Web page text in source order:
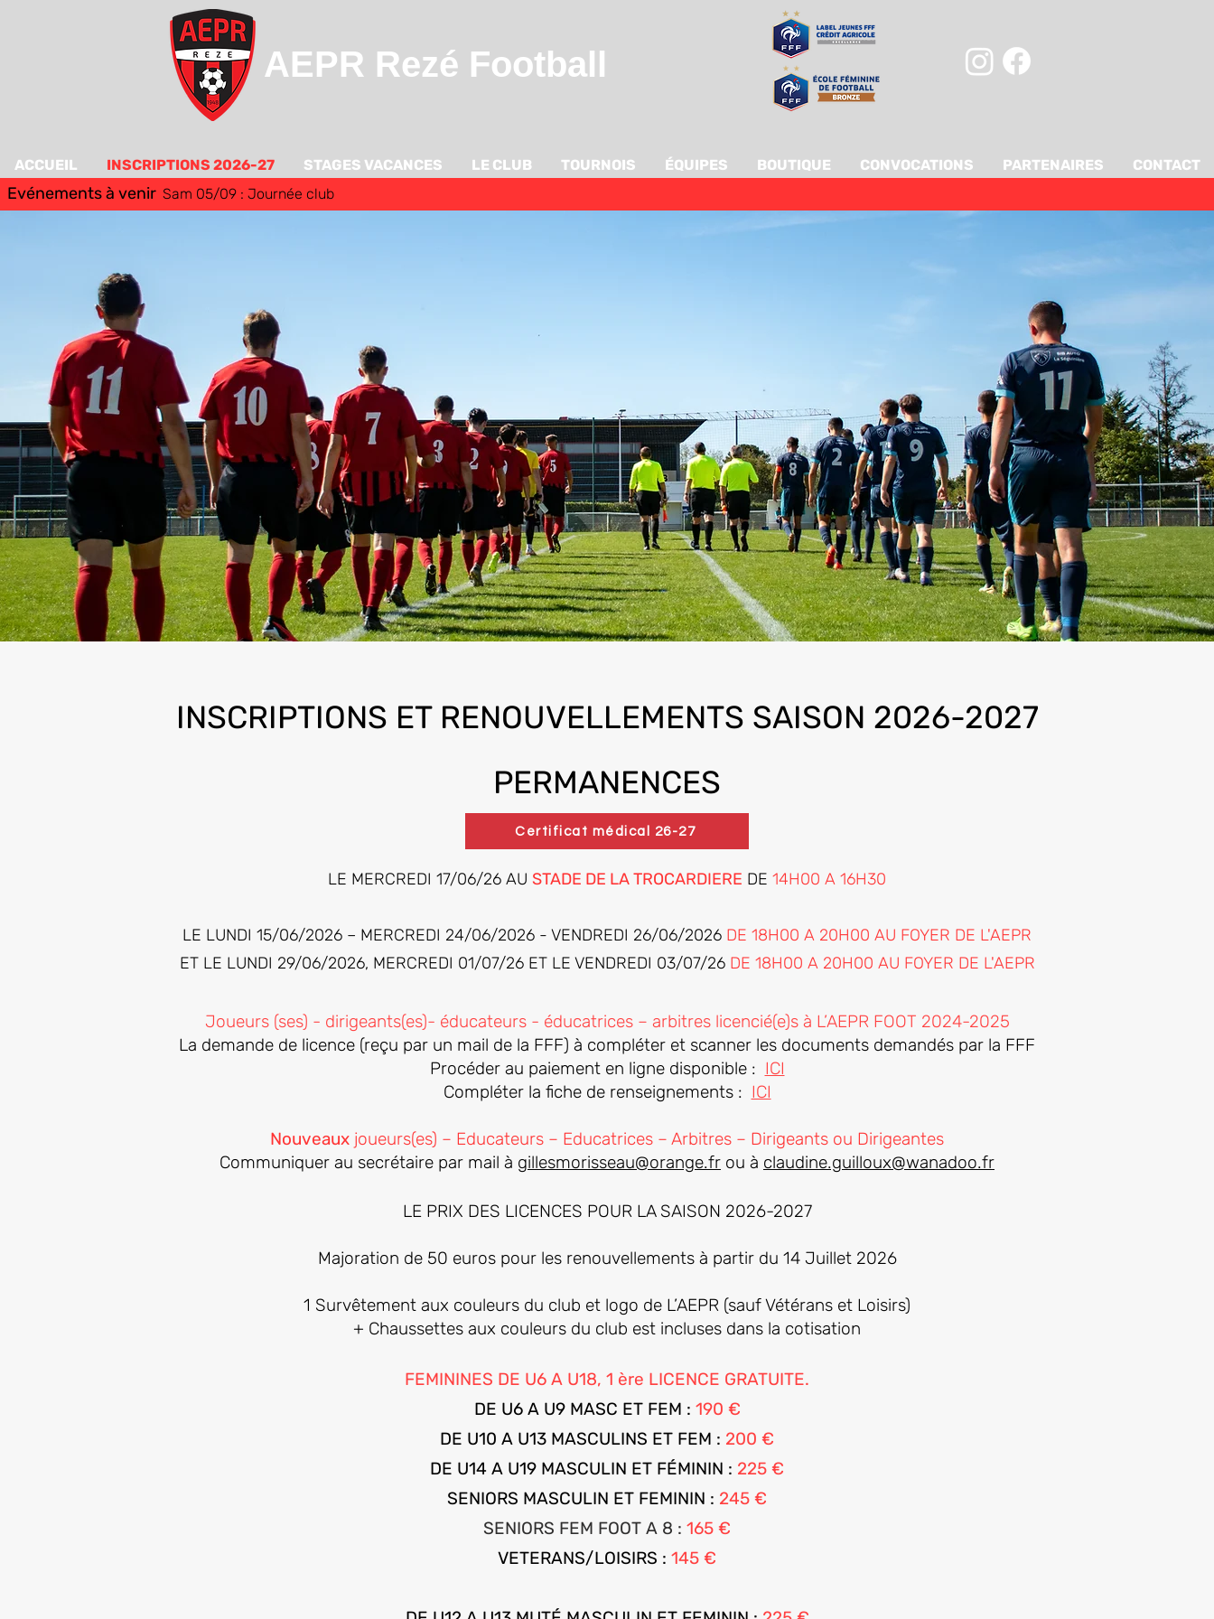
AEPR Rezé Football
ACCUEIL INSCRIPTIONS 2026-27 STAGES VACANCES LE CLUB TOURNOIS ÉQUIPES BOUTIQUE CONVOCATIONS PARTENAIRES CONTACT
Evénements à venir Sam 05/09 : Journée club
INSCRIPTIONS ET RENOUVELLEMENTS SAISON 2026-2027
PERMANENCES
LE MERCREDI 17/06/26 AU STADE DE LA TROCARDIERE DE 14H00 A 16H30
LE LUNDI 15/06/2026 – MERCREDI 24/06/2026 - VENDREDI 26/06/2026 DE 18H00 A 20H00 AU FOYER DE L'AEPR
ET LE LUNDI 29/06/2026, MERCREDI 01/07/26 ET LE VENDREDI 03/07/26 DE 18H00 A 20H00 AU FOYER DE L'AEPR
Joueurs (ses) - dirigeants(es)- éducateurs - éducatrices – arbitres licencié(e)s à L’AEPR FOOT 2024-2025
La demande de licence (reçu par un mail de la FFF) à compléter et scanner les documents demandés par la FFF
Procéder au paiement en ligne disponible : ICI
Compléter la fiche de renseignements : ICI
Nouveaux joueurs(es) – Educateurs – Educatrices – Arbitres – Dirigeants ou Dirigeantes
Communiquer au secrétaire par mail à gillesmorisseau@orange.fr ou à claudine.guilloux@wanadoo.fr
LE PRIX DES LICENCES POUR LA SAISON 2026-2027
Majoration de 50 euros pour les renouvellements à partir du 14 Juillet 2026
1 Survêtement aux couleurs du club et logo de L’AEPR (sauf Vétérans et Loisirs)
+ Chaussettes aux couleurs du club est incluses dans la cotisation
FEMININES DE U6 A U18, 1 ère LICENCE GRATUITE.
DE U6 A U9 MASC ET FEM : 190 €
DE U10 A U13 MASCULINS ET FEM : 200 €
DE U14 A U19 MASCULIN ET FÉMININ : 225 €
SENIORS MASCULIN ET FEMININ : 245 €
SENIORS FEM FOOT A 8 : 165 €
VETERANS/LOISIRS : 145 €
Certificat médical 26-27